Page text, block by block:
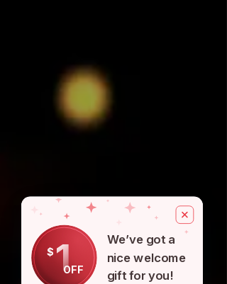
$1OFF
We’ve got a
nice welcome
gift for you!